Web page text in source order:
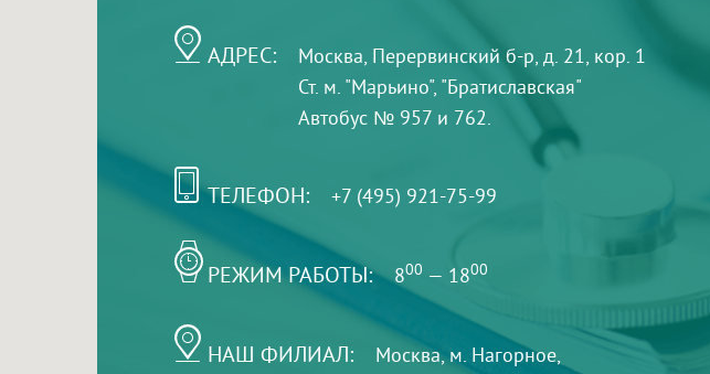
АДРЕС:
Москва, Перервинский б-р, д. 21, кор. 1
Ст. м. "Марьино", "Братиславская"
Автобус № 957 и 762.
ТЕЛЕФОН: +7 (495) 921-75-99
РЕЖИМ РАБОТЫ: 800 — 1800
НАШ ФИЛИАЛ:
Москва, м. Нагорное,